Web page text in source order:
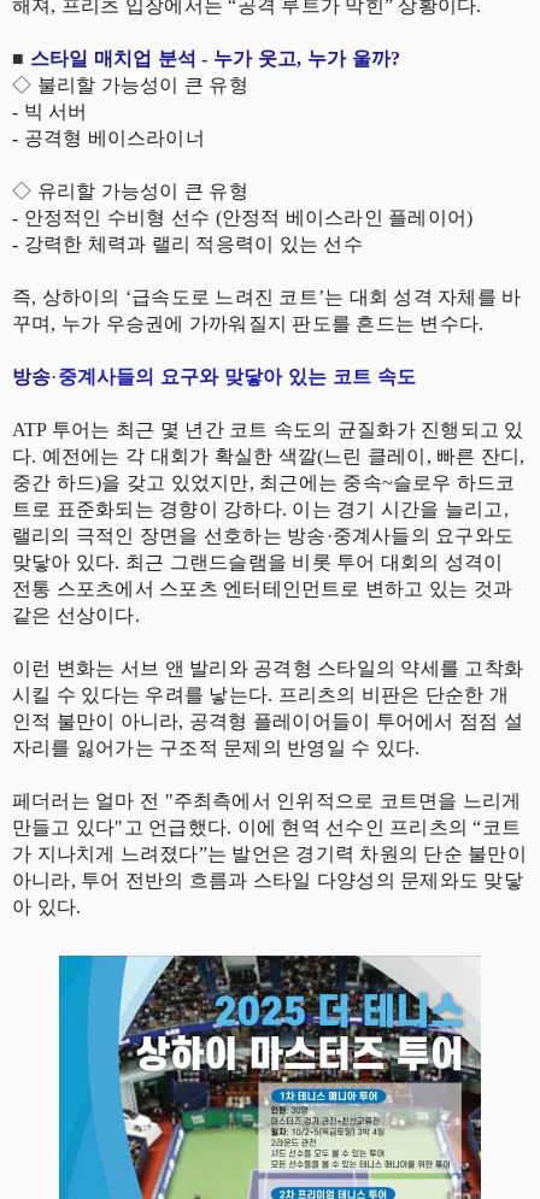
해져, 프리츠 입장에서는 “공격 루트가 막힌” 상황이다.
■ 스타일 매치업 분석 - 누가 웃고, 누가 울까?
◇ 불리할 가능성이 큰 유형
- 빅 서버
- 공격형 베이스라이너
◇ 유리할 가능성이 큰 유형
- 안정적인 수비형 선수 (안정적 베이스라인 플레이어)
- 강력한 체력과 랠리 적응력이 있는 선수
즉, 상하이의 ‘급속도로 느려진 코트’는 대회 성격 자체를 바
꾸며, 누가 우승권에 가까워질지 판도를 흔드는 변수다.
방송·중계사들의 요구와 맞닿아 있는 코트 속도
ATP 투어는 최근 몇 년간 코트 속도의 균질화가 진행되고 있
다. 예전에는 각 대회가 확실한 색깔(느린 클레이, 빠른 잔디,
중간 하드)을 갖고 있었지만, 최근에는 중속~슬로우 하드코
트로 표준화되는 경향이 강하다. 이는 경기 시간을 늘리고,
랠리의 극적인 장면을 선호하는 방송·중계사들의 요구와도
맞닿아 있다. 최근 그랜드슬램을 비롯 투어 대회의 성격이
전통 스포츠에서 스포츠 엔터테인먼트로 변하고 있는 것과
같은 선상이다.
이런 변화는 서브 앤 발리와 공격형 스타일의 약세를 고착화
시킬 수 있다는 우려를 낳는다. 프리츠의 비판은 단순한 개
인적 불만이 아니라, 공격형 플레이어들이 투어에서 점점 설
자리를 잃어가는 구조적 문제의 반영일 수 있다.
페더러는 얼마 전 "주최측에서 인위적으로 코트면을 느리게
만들고 있다"고 언급했다. 이에 현역 선수인 프리츠의 “코트
가 지나치게 느려졌다”는 발언은 경기력 차원의 단순 불만이
아니라, 투어 전반의 흐름과 스타일 다양성의 문제와도 맞닿
아 있다.